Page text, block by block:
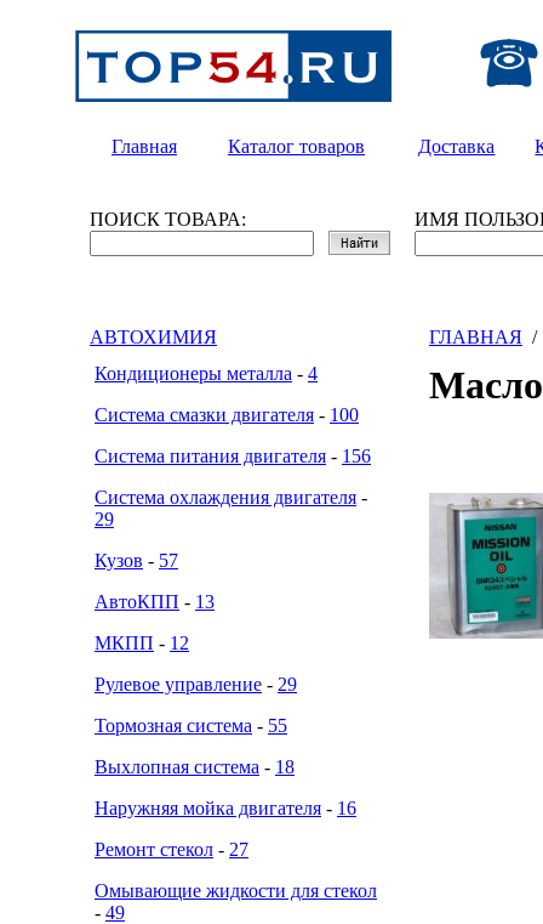
Главная Каталог товаров Доставка
ПОИСК ТОВАРА: ИМЯ
АВТОХИМИЯ
Кондиционеры металла - 4
Система смазки двигателя - 100
Система питания двигателя - 156
Система охлаждения двигателя -
29
Кузов - 57
АвтоКПП - 13
МКПП - 12
Рулевое управление - 29
Тормозная система - 55
Выхлопная система - 18
Наружняя мойка двигателя - 16
Ремонт стекол - 27
Омывающие жидкости для стекол
- 49
ГЛАВНАЯ